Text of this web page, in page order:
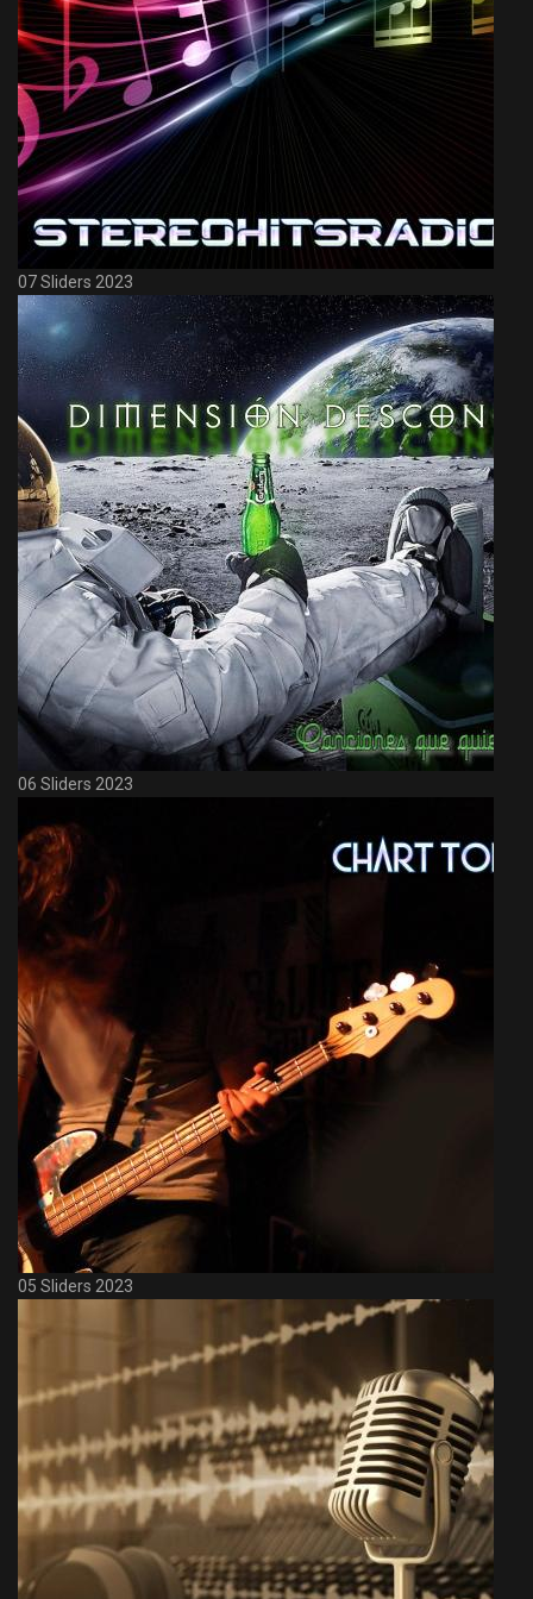
07 Sliders 2023
06 Sliders 2023
05 Sliders 2023